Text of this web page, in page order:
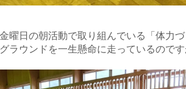
曜日の朝活動で取り組んでいる「体力づ
ラウンドを一生懸命に走っているので